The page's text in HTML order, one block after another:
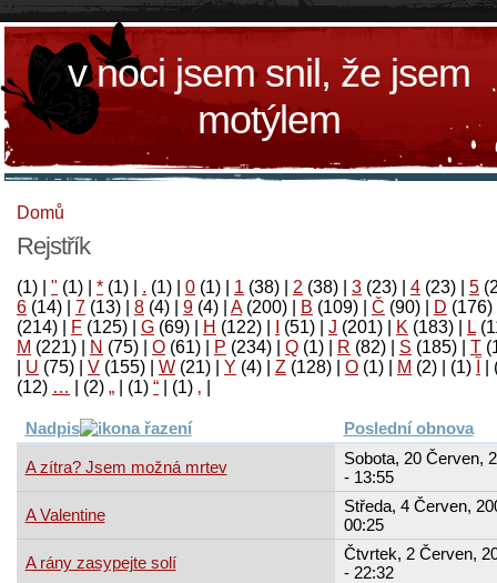
v noci jsem snil, že jsem
motýlem
Domů
Rejstřík
(1) " (1) * (1) . (1) 0 (1) 1 (38) 2 (38) 3 (23) 4 (23) 5
6 (14) 7 (13) 8 (4) 9 (4) A(200) B (109) Č (90) D (176)
(214)
F (125) G (69) H (122) (51) J (201) K (183) L
M (221) N (75) O (61) P (234) Q (1) R (82) S (185) T
U (75) V (155) W (21) Y (4) Z (128) Ο (1) М (2)
(1)
‚
(1)
“
(1)
„
(2)
…
(12)
Nadpis Poslední obnova
A zítra? Jsem možná mrtev
Sobota, 20 Červen,
- 13:55
A Valentine
Středa, 4 Červen,
00:25
A rány zasypejte solí
Čtvrtek, 2 Červen,
- 22:32